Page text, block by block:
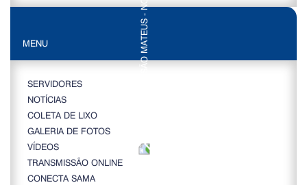
MENU
SERVIDORES
NOTÍCIAS
COLETA DE LIXO
GALERIA DE FOTOS
VÍDEOS
TRANSMISSÃO ONLINE
CONECTA SAMA